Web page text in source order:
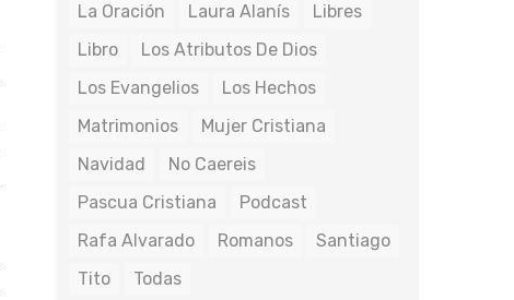
La Oración
Laura Alanís
Libres
Libro
Los Atributos De Dios
Los Evangelios
Los Hechos
Matrimonios
Mujer Cristiana
Navidad
No Caereis
Pascua Cristiana
Podcast
Rafa Alvarado
Romanos
Santiago
Tito
Todas